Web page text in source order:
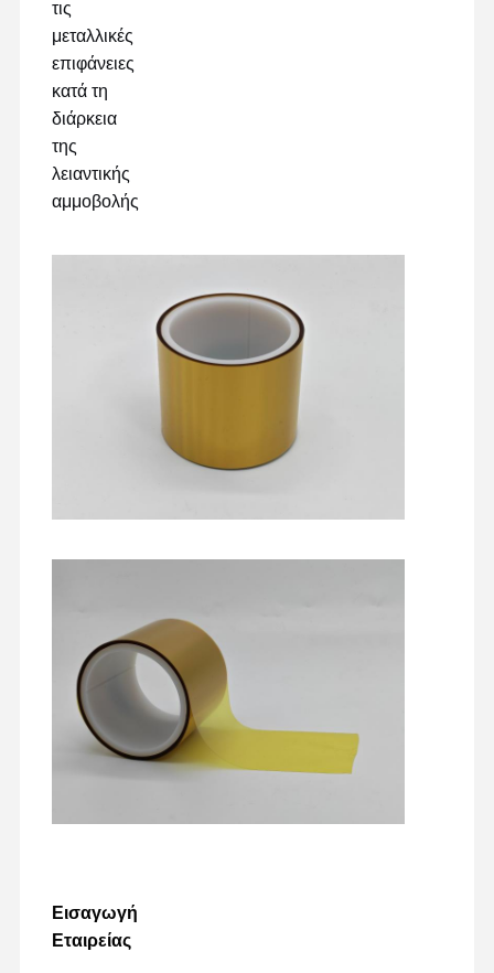
τις
μεταλλικές
επιφάνειες
κατά τη
διάρκεια
της
λειαντικής
αμμοβολής
Εισαγωγή
Εταιρείας